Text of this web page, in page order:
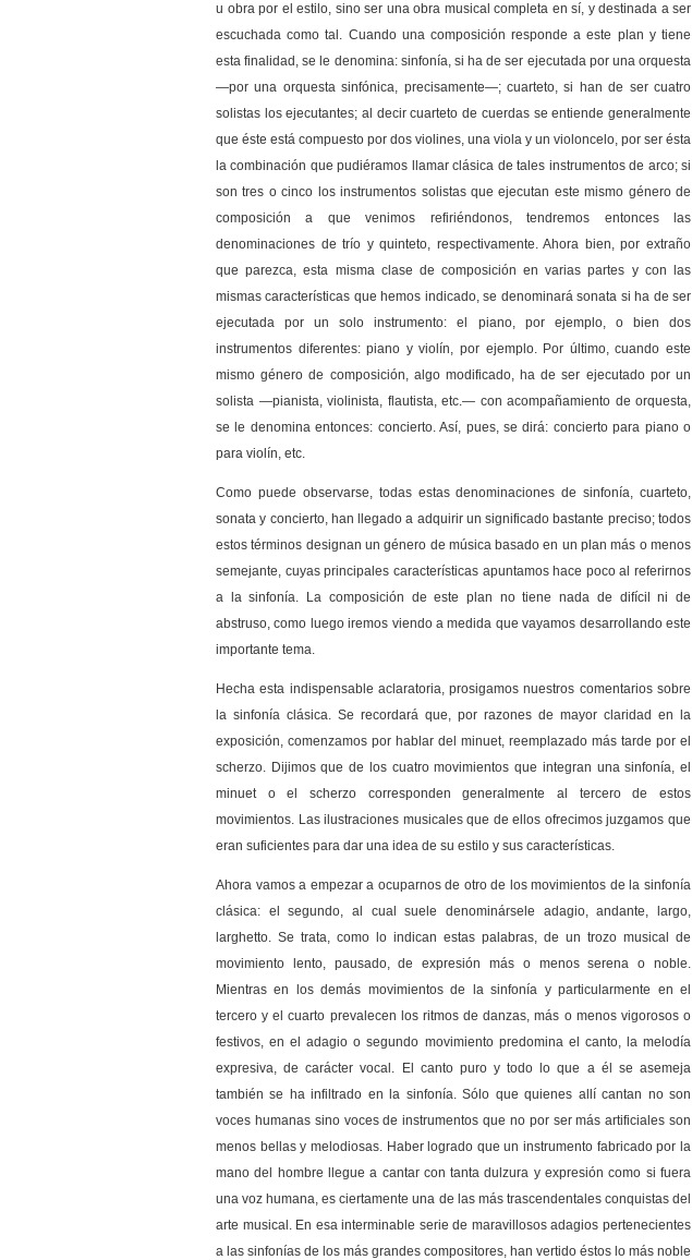
u obra por el estilo, sino ser una obra musical completa en sí, y destinada a ser
escuchada como tal. Cuando una composición responde a este plan y tiene
esta finalidad, se le denomina: sinfonía, si ha de ser ejecutada por una orquesta
—por una orquesta sinfónica, precisamente—; cuarteto, si han de ser cuatro
solistas los ejecutantes; al decir cuarteto de cuerdas se entiende generalmente
que éste está compuesto por dos violines, una viola y un violoncelo, por ser ésta
la combinación que pudiéramos llamar clásica de tales instrumentos de arco; si
son tres o cinco los instrumentos solistas que ejecutan este mismo género de
composición a que venimos refiriéndonos, tendremos entonces las
denominaciones de trío y quinteto, respectivamente. Ahora bien, por extraño
que parezca, esta misma clase de composición en varias partes y con las
mismas características que hemos indicado, se denominará sonata si ha de ser
ejecutada por un solo instrumento: el piano, por ejemplo, o bien dos
instrumentos diferentes: piano y violín, por ejemplo. Por último, cuando este
mismo género de composición, algo modificado, ha de ser ejecutado por un
solista —pianista, violinista, flautista, etc.— con acompañamiento de orquesta,
se le denomina entonces: concierto. Así, pues, se dirá: concierto para piano o
para violín, etc.
Como puede observarse, todas estas denominaciones de sinfonía, cuarteto,
sonata y concierto, han llegado a adquirir un significado bastante preciso; todos
estos términos designan un género de música basado en un plan más o menos
semejante, cuyas principales características apuntamos hace poco al referirnos
a la sinfonía. La composición de este plan no tiene nada de difícil ni de
abstruso, como luego iremos viendo a medida que vayamos desarrollando este
importante tema.
Hecha esta indispensable aclaratoria, prosigamos nuestros comentarios sobre
la sinfonía clásica. Se recordará que, por razones de mayor claridad en la
exposición, comenzamos por hablar del minuet, reemplazado más tarde por el
scherzo. Dijimos que de los cuatro movimientos que integran una sinfonía, el
minuet o el scherzo corresponden generalmente al tercero de estos
movimientos. Las ilustraciones musicales que de ellos ofrecimos juzgamos que
eran suficientes para dar una idea de su estilo y sus características.
Ahora vamos a empezar a ocuparnos de otro de los movimientos de la sinfonía
clásica: el segundo, al cual suele denominársele adagio, andante, largo,
larghetto. Se trata, como lo indican estas palabras, de un trozo musical de
movimiento lento, pausado, de expresión más o menos serena o noble.
Mientras en los demás movimientos de la sinfonía y particularmente en el
tercero y el cuarto prevalecen los ritmos de danzas, más o menos vigorosos o
festivos, en el adagio o segundo movimiento predomina el canto, la melodía
expresiva, de carácter vocal. El canto puro y todo lo que a él se asemeja
también se ha infiltrado en la sinfonía. Sólo que quienes allí cantan no son
voces humanas sino voces de instrumentos que no por ser más artificiales son
menos bellas y melodiosas. Haber logrado que un instrumento fabricado por la
mano del hombre llegue a cantar con tanta dulzura y expresión como si fuera
una voz humana, es ciertamente una de las más trascendentales conquistas del
arte musical. En esa interminable serie de maravillosos adagios pertenecientes
a las sinfonías de los más grandes compositores, han vertido éstos lo más noble